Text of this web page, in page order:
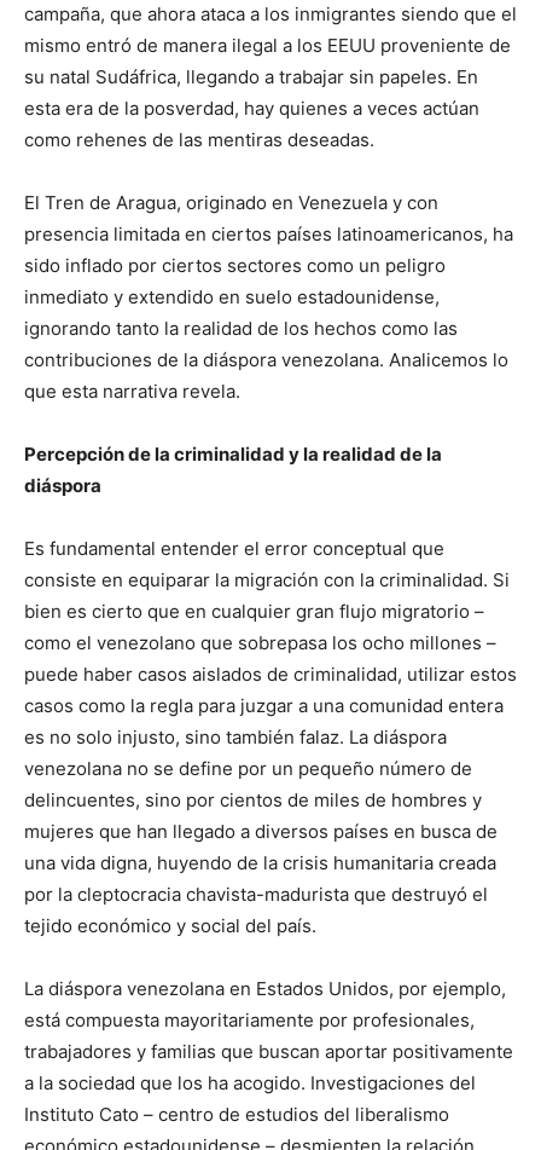
campaña, que ahora ataca a los inmigrantes siendo que el
mismo entró de manera ilegal a los EEUU proveniente de
su natal Sudáfrica, llegando a trabajar sin papeles. En
esta era de la posverdad, hay quienes a veces actúan
como rehenes de las mentiras deseadas.
El Tren de Aragua, originado en Venezuela y con
presencia limitada en ciertos países latinoamericanos, ha
sido inflado por ciertos sectores como un peligro
inmediato y extendido en suelo estadounidense,
ignorando tanto la realidad de los hechos como las
contribuciones de la diáspora venezolana. Analicemos lo
que esta narrativa revela.
Percepción de la criminalidad y la realidad de la
diáspora
Es fundamental entender el error conceptual que
consiste en equiparar la migración con la criminalidad. Si
bien es cierto que en cualquier gran flujo migratorio –
como el venezolano que sobrepasa los ocho millones –
puede haber casos aislados de criminalidad, utilizar estos
casos como la regla para juzgar a una comunidad entera
es no solo injusto, sino también falaz. La diáspora
venezolana no se define por un pequeño número de
delincuentes, sino por cientos de miles de hombres y
mujeres que han llegado a diversos países en busca de
una vida digna, huyendo de la crisis humanitaria creada
por la cleptocracia chavista-madurista que destruyó el
tejido económico y social del país.
La diáspora venezolana en Estados Unidos, por ejemplo,
está compuesta mayoritariamente por profesionales,
trabajadores y familias que buscan aportar positivamente
a la sociedad que los ha acogido. Investigaciones del
Instituto Cato – centro de estudios del liberalismo
económico estadounidense – desmienten la relación